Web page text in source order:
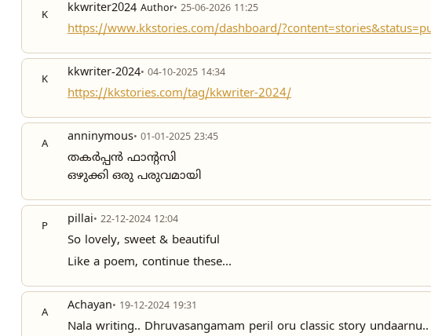
K kkwriter2024 Author• 25-06-2026 11:25
https://www.kkstories.com/dashboard/
K kkwriter-2024• 04-10-2025 14:34
https://kkstories.com/tag/kkwriter-2024/
A anninymous• 01-01-2025 23:45
തകർപ്പൻ ഫാൻ്റസി
ഒഴുക്കി ഒരു പരുവമായി
P pillai• 22-12-2024 12:04
So lovely, sweet & beautiful
Like a poem, continue these...
A Achayan• 19-12-2024 19:31
Nala writing.. Dhruvasangamam peril oru classic story